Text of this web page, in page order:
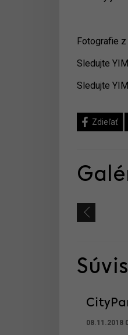
Fotografie
Sledujte
Sledujte
Zdieľať
08.11.2018